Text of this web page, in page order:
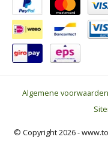
Algemene voorwaarden
© Copyright 2026 -